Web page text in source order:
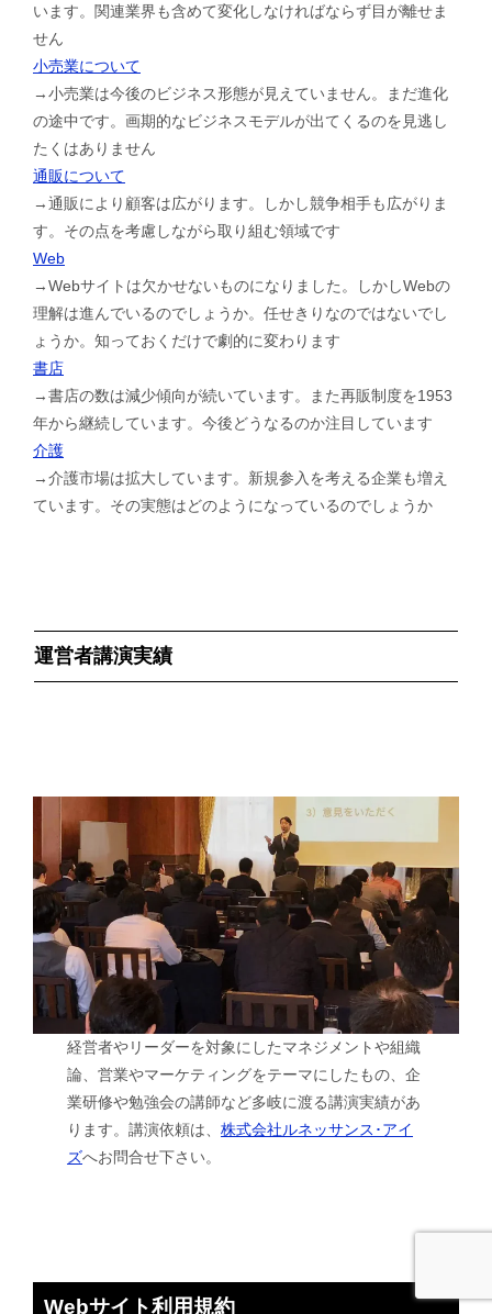
います。関連業界も含めて変化しなければならず目が離せま
せん
小売業について
→小売業は今後のビジネス形態が見えていません。まだ進化
の途中です。画期的なビジネスモデルが出てくるのを見逃し
たくはありません
通販について
→通販により顧客は広がります。しかし競争相手も広がりま
す。その点を考慮しながら取り組む領域です
Web
→Webサイトは欠かせないものになりました。しかしWebの
理解は進んでいるのでしょうか。任せきりなのではないでし
ょうか。知っておくだけで劇的に変わります
書店
→書店の数は減少傾向が続いています。また再販制度を1953
年から継続しています。今後どうなるのか注目しています
介護
→介護市場は拡大しています。新規参入を考える企業も増え
ています。その実態はどのようになっているのでしょうか
運営者講演実績
経営者やリーダーを対象にしたマネジメントや組織
論、営業やマーケティングをテーマにしたもの、企
業研修や勉強会の講師など多岐に渡る講演実績があ
ります。講演依頼は、株式会社ルネッサンス･アイ
ズへお問合せ下さい。
Webサイト利用規約